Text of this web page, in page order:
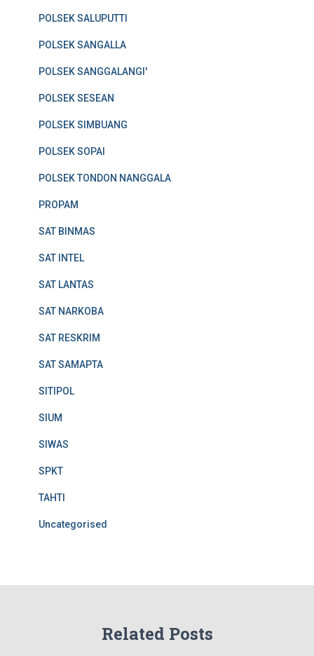
POLSEK SALUPUTTI
POLSEK SANGALLA
POLSEK SANGGALANGI'
POLSEK SESEAN
POLSEK SIMBUANG
POLSEK SOPAI
POLSEK TONDON NANGGALA
PROPAM
SAT BINMAS
SAT INTEL
SAT LANTAS
SAT NARKOBA
SAT RESKRIM
SAT SAMAPTA
SITIPOL
SIUM
SIWAS
SPKT
TAHTI
Uncategorised
Related Posts